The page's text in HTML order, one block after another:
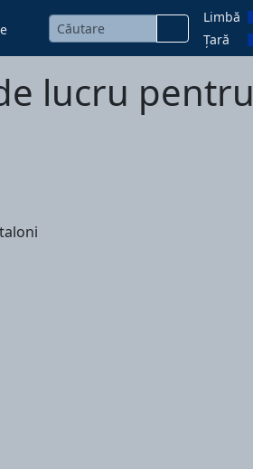
Limbă
Țară
lucru pentru